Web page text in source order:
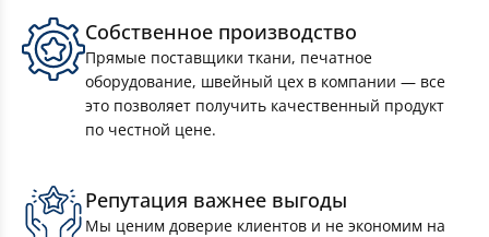
Знамёна
Флажная лента
Баннеры на стадион
Собственное производство
Прямые поставщики ткани, печатное
оборудование, швейный цех в компании — все
это позволяет получить качественный продукт
по честной цене.
Репутация важнее выгоды
Мы ценим доверие клиентов и не экономим на